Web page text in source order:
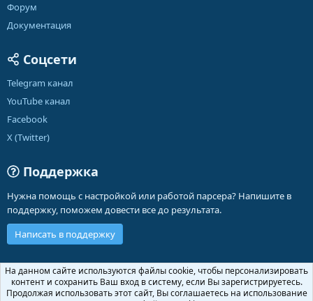
Форум
Документация
Соцсети
Telegram канал
YouTube канал
Facebook
X (Twitter)
Поддержка
Нужна помощь с настройкой или работой парсера? Напишите в
поддержку, поможем довести все до результата.
Написать в поддержку
Russian (RU)
Обратная связь
Условия и правила
На данном сайте используются файлы cookie, чтобы персонализировать
контент и сохранить Ваш вход в систему, если Вы зарегистрируетесь.
Продолжая использовать этот сайт, Вы соглашаетесь на использование